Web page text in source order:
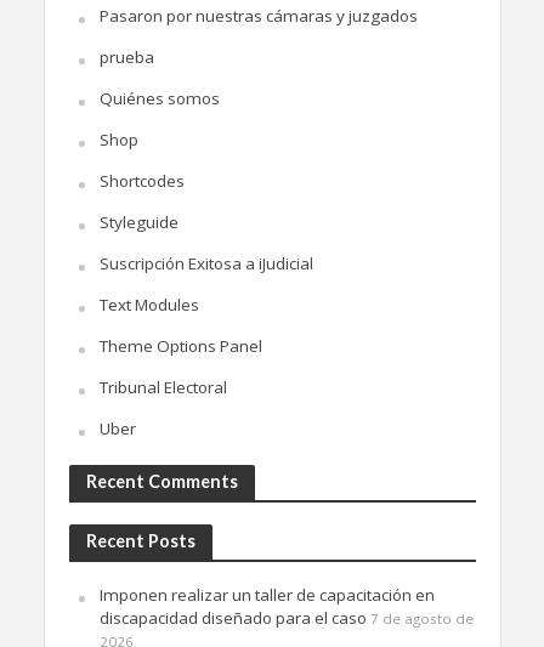
Pasaron por nuestras cámaras y juzgados
prueba
Quiénes somos
Shop
Shortcodes
Styleguide
Suscripción Exitosa a iJudicial
Text Modules
Theme Options Panel
Tribunal Electoral
Uber
Recent Comments
Recent Posts
Imponen realizar un taller de capacitación en
discapacidad diseñado para el caso 7 de agosto de
2026